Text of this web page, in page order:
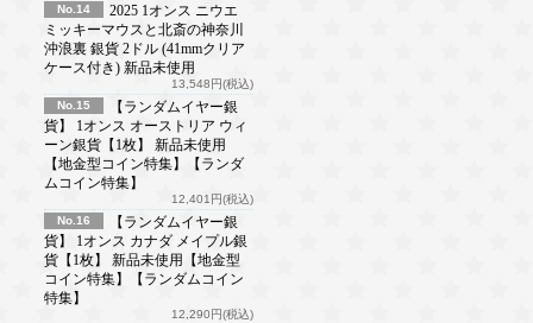
No.14
2025 1オンス ニウエ
ミッキーマウスと北斎の神奈川
沖浪裏 銀貨 2ドル (41mmクリア
ケース付き) 新品未使用
13,548円(税込)
No.15
【ランダムイヤー銀
貨】 1オンス オーストリア ウィ
ーン銀貨【1枚】 新品未使用
【地金型コイン特集】【ランダ
ムコイン特集】
12,401円(税込)
No.16
【ランダムイヤー銀
貨】 1オンス カナダ メイプル銀
貨【1枚】 新品未使用【地金型
コイン特集】【ランダムコイン
特集】
12,290円(税込)